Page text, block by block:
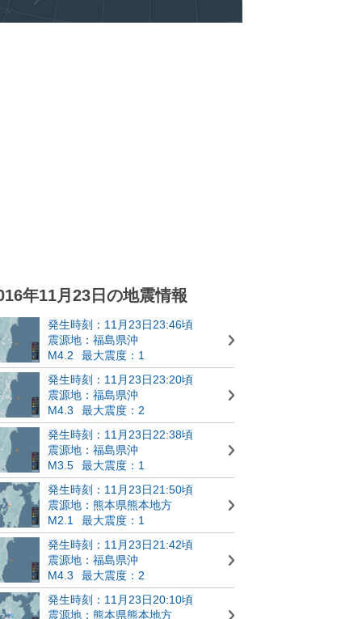
年11月23日の地震情報
発生時刻：11月23日23:46頃
震源地：福島県沖
M4.2
最大震度：1
発生時刻：11月23日23:20頃
震源地：福島県沖
M4.3
最大震度：2
発生時刻：11月23日22:38頃
震源地：福島県沖
M3.5
最大震度：1
発生時刻：11月23日21:50頃
震源地：熊本県熊本地方
M2.1
最大震度：1
発生時刻：11月23日21:42頃
震源地：福島県沖
M4.3
最大震度：2
発生時刻：11月23日20:10頃
震源地：熊本県熊本地方